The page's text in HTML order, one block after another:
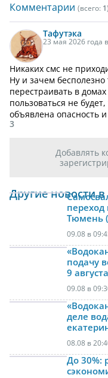
Комментарии (всего: 1)
Тафутэка
23 мая 2026 года
Никаких смс не
Ну и зачем
перестраивать в
пользоваться не
объявлена опасность
3
Добавлять
Другие новости
переход
Тюмень
09.08 в
подачу
9 августа
09.08 в
деле
08.08 в
До 30%: